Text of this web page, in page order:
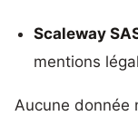
Scaleway
mentions
Aucune donnée